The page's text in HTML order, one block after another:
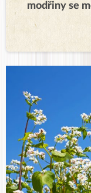
modřiny se